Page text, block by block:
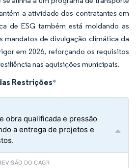
a atividade dos contratantes em
de ESG também está moldando as
mandatos de divulgação climática da
em 2026, reforçando os requisitos
nas aquisições municipais.
Restrições*
obra qualificada e pressão
a entrega de projetos e